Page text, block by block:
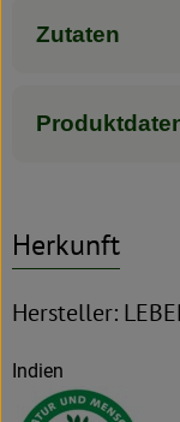
Zutaten
Herkunft
Hersteller:
Indien